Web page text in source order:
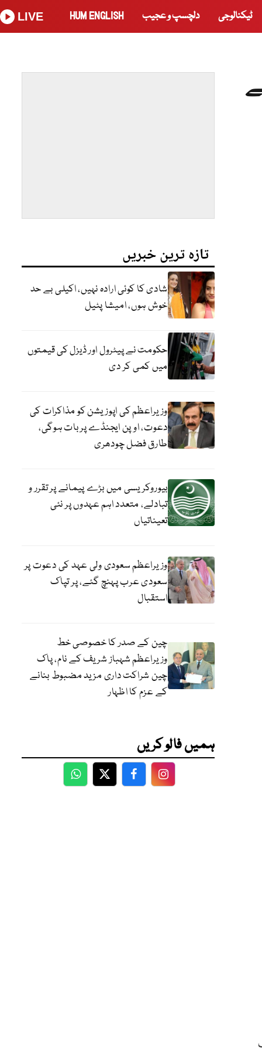
ٹیکنالوجی دلچسپ و عجیب HUM ENGLISH
LIVE
تازہ ترین خبریں
شادی کا کوئی ارادہ نہیں، اکیلی بے حد
خوش ہوں، امیشا پٹیل
حکومت نے پیٹرول اور ڈیزل کی قیمتوں
میں کمی کر دی
وزیراعظم کی اپوزیشن کو مذاکرات کی
دعوت، اوپن ایجنڈے پر بات ہوگی،
طارق فضل چودھری
بیوروکریسی میں بڑے پیمانے پر تقرر و
تبادلے، متعدد اہم عہدوں پر نئی
تعیناتیاں
وزیراعظم سعودی ولی عہد کی دعوت پر
سعودی عرب پہنچ گئے، پر تپاک
استقبال
چین کے صدر کا خصوصی خط
وزیراعظم شہباز شریف کے نام، پاک
چین شراکت داری مزید مضبوط بنانے
کے عزم کا اظہار
ہمیں فالو کریں
WhatsApp
TwitterFacebookFacebook